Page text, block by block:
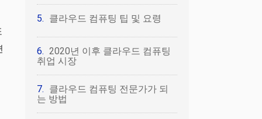
클라우드 컴퓨팅 팁 및 요령
2020년 이후 클라우드 컴퓨팅
취업 시장
클라우드 컴퓨팅 전문가가 되
는 방법